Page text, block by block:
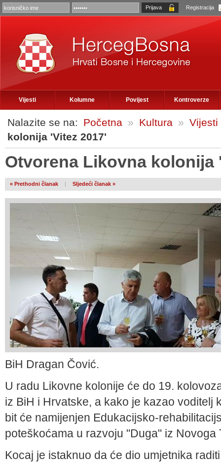
Registracija
Vijesti Kolumne Povijest Kontroverze
Nalazite se na: Početna » Kultura » Vijesti
kolonija 'Vitez 2017'
Otvorena Likovna kolonija
« Prethodni članak | Sljedeći članak »
BiH Dragan Čović.
U radu Likovne kolonije će do 19.
iz BiH i Hrvatske, a kako je kazao voditelj
bit će namijenjen Edukacijsko-
poteškoćama u razvoju "Duga" iz Novoga
Kocaj je istaknuo da će dio umjetnika